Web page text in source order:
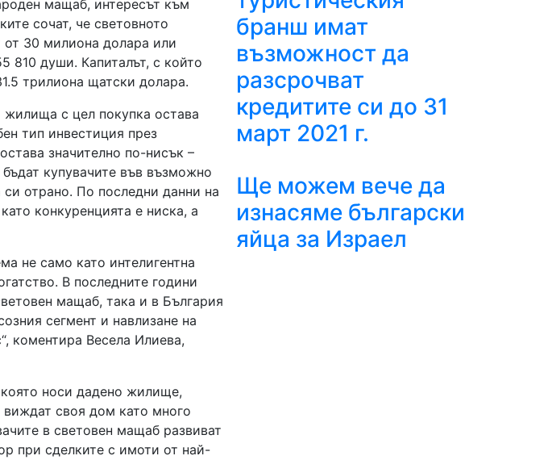
мащаб, интересът към
сочат, че световното
от 30 милиона долара или
810 души. Капиталът, с който
трилиона щатски долара.
жилища с цел покупка остава
тип инвестиция през
значително по-нисък –
купувачите във възможно
си отрано. По последни данни на
конкуренцията е ниска, а
не само като интелигентна
В последните години
мащаб, така и в България
сегмент и навлизане на
коментира Весела Илиева,
носи дадено жилище,
своя дом като много
в световен мащаб развиват
при сделките с имоти от най-
бранш имат
възможност да
разсрочват
кредитите си до 31
март 2021 г.
Ще можем вече да
изнасяме български
яйца за Израел